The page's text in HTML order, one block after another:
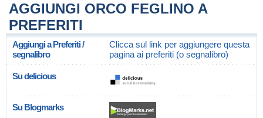
AGGIUNGI ORCO FEGLINO A
PREFERITI
Aggiungi a Preferiti /
segnalibro
Clicca sul link per aggiungere questa
pagina ai preferiti (o segnalibro)
Su delicious
Su Blogmarks